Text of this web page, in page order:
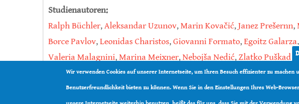
Studienautoren:
Ralph Büchler,Aleksandar Uzunov,Marin Kovačić,Janez Prešernn,
Borce Pavlov,Leonidas Charistos,Giovanni Formato,Egoitz Galarza,
Valeria Malagnini,Marina Meixner,Nebojša Nedić,Zlatko
Rogelj Jenko,Maja Ivana Smodiš Škerl,Julien Vallon,Denis Vojt,
Westliche Honigbiene
Wir verwenden Cookies auf unserer Internetseite, um Ihren Besuch effizienter zu machen
Benutzerfreundlichkeit bieten zu können. Wenn Sie in den Einstellungen Ihres Web-